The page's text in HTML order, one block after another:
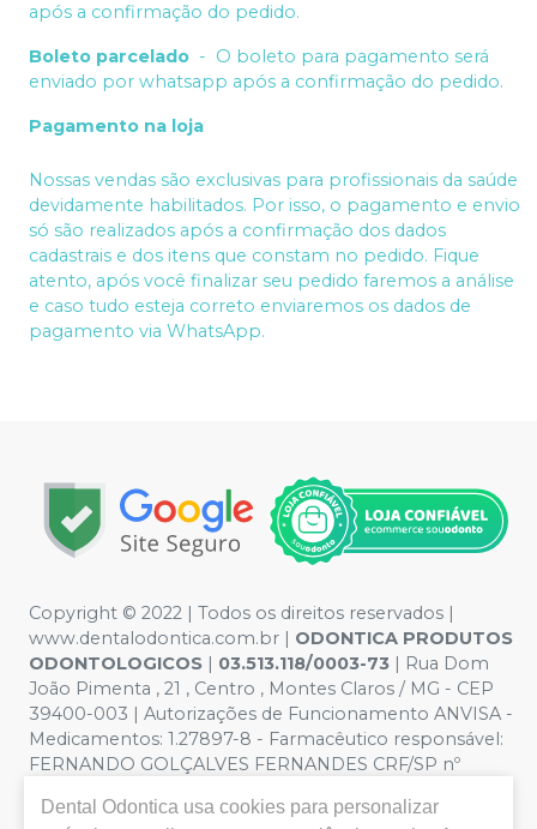
após a confirmação do pedido.
Boleto parcelado - O boleto para pagamento será
enviado por whatsapp após a confirmação do pedido.
Pagamento na loja
Nossas vendas são exclusivas para profissionais da saúde
devidamente habilitados. Por isso, o pagamento e envio
só são realizados após a confirmação dos dados
cadastrais e dos itens que constam no pedido. Fique
atento, após você finalizar seu pedido faremos a análise
e caso tudo esteja correto enviaremos os dados de
pagamento via WhatsApp.
Copyright © 2022 | Todos os direitos reservados |
www.dentalodontica.com.br | ODONTICA PRODUTOS
ODONTOLOGICOS | 03.513.118/0003-73 | Rua Dom
João Pimenta , 21 , Centro , Montes Claros / MG - CEP
39400-003 | Autorizações de Funcionamento ANVISA -
Medicamentos: 1.27897-8 - Farmacêutico responsável:
FERNANDO GOLÇALVES FERNANDES CRF/SP nº
meramente ilustrativas - Os preços e condições da loja
Dental Odontica usa cookies para personalizar